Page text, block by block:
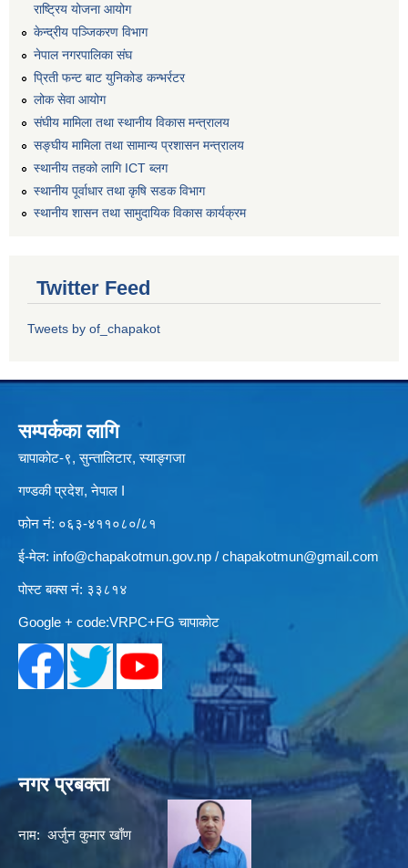
राष्ट्रिय योजना आयोग
केन्द्रीय पञ्जिकरण विभाग
नेपाल नगरपालिका संघ
प्रिती फन्ट बाट युनिकोड कन्भर्रटर
लोक सेवा आयोग
संघीय मामिला तथा स्थानीय विकास मन्त्रालय
सङ्घीय मामिला तथा सामान्य प्रशासन मन्त्रालय
स्थानीय तहको लागि ICT ब्लग
स्थानीय पूर्वाधार तथा कृषि सडक विभाग
स्थानीय शासन तथा सामुदायिक विकास कार्यक्रम
Twitter Feed
Tweets by of_chapakot
सम्पर्कका लागि
चापाकोट-९, सुन्तालिटार, स्याङ्गजा
गण्डकी प्रदेश, नेपाल I
फोन नं: ०६३-४११०८०/८१
ई-मेल: info@chapakotmun.gov.np / chapakotmun@gmail.com
पोस्ट बक्स नं: ३३८१४
Google + code:VRPC+FG चापाकोट
नगर प्रबक्ता
नाम: अर्जुन कुमार खाँण